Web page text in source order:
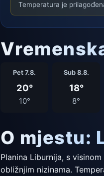
Temperatura je
Pet 7.8.
20°
10°
Sub 8.8.
18°
8°
O mjestu:
Planina Liburnija, s
obližnjim nizinama.